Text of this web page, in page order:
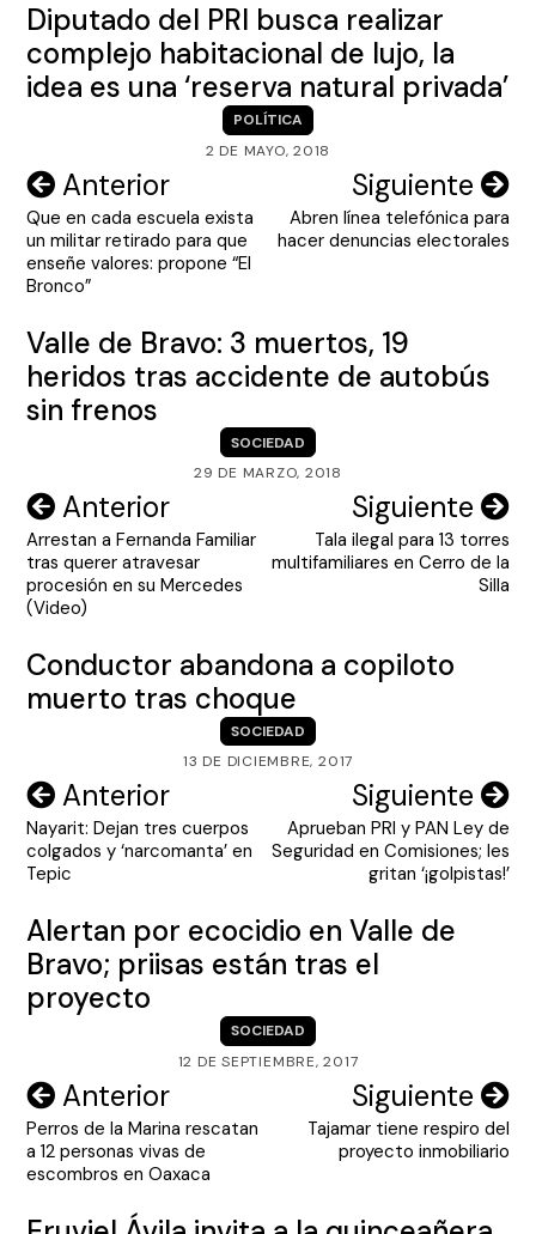
Diputado del PRI busca realizar
complejo habitacional de lujo, la
idea es una ‘reserva natural privada’
POLÍTICA
2 DE MAYO, 2018
Navegación
de
entradas
Anterior
Que en cada escuela exista
un militar retirado para que
enseñe valores: propone “El
Bronco”
Siguiente
Abren línea telefónica para
hacer denuncias electorales
Valle de Bravo: 3 muertos, 19
heridos tras accidente de autobús
sin frenos
SOCIEDAD
29 DE MARZO, 2018
Navegación
de
entradas
Anterior
Arrestan a Fernanda Familiar
tras querer atravesar
procesión en su Mercedes
(Video)
Siguiente
Tala ilegal para 13 torres
multifamiliares en Cerro de la
Silla
Conductor abandona a copiloto
muerto tras choque
SOCIEDAD
13 DE DICIEMBRE, 2017
Navegación
de
entradas
Anterior
Nayarit: Dejan tres cuerpos
colgados y ‘narcomanta’ en
Tepic
Siguiente
Aprueban PRI y PAN Ley de
Seguridad en Comisiones; les
gritan ‘¡golpistas!’
Alertan por ecocidio en Valle de
Bravo; priisas están tras el
proyecto
SOCIEDAD
12 DE SEPTIEMBRE, 2017
Navegación
de
entradas
Anterior
Perros de la Marina rescatan
a 12 personas vivas de
escombros en Oaxaca
Siguiente
Tajamar tiene respiro del
proyecto inmobiliario